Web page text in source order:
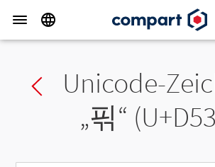
Previous char
Unicode-
„픾“